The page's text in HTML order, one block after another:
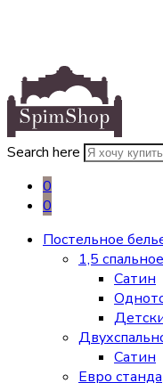
Search here
0
0
Постельное
1,5 спальное
Сатин
Сатин
Евро